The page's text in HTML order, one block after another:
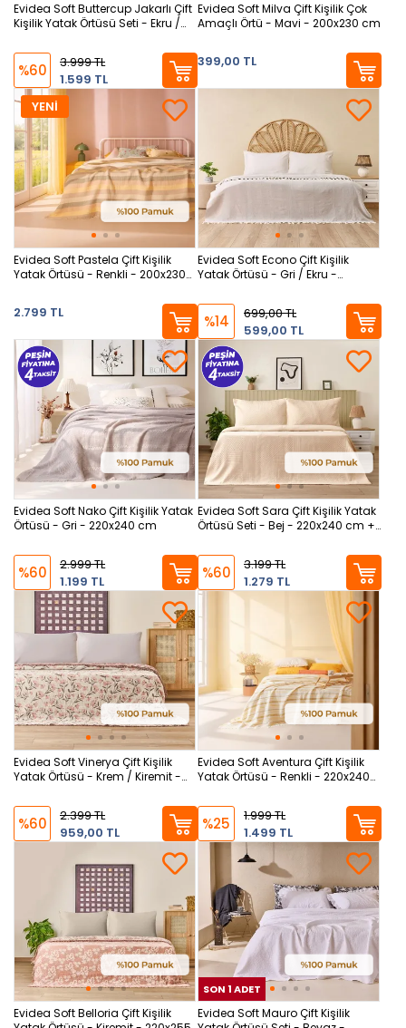
Evidea Soft Buttercup Jakarlı Çift
Kişilik Yatak Örtüsü Seti - Ekru /
%60
3.999 TL
1.599 TL
Evidea Soft Milva Çift Kişilik Çok
Amaçlı Örtü - Mavi - 200x230 cm
399,00 TL
Evidea Soft Pastela Çift Kişilik
Yatak Örtüsü - Renkli - 200x230
2.799 TL
YENİ
Evidea Soft Econo Çift Kişilik
Yatak Örtüsü - Gri / Ekru -
%14
699,00 TL
599,00 TL
Evidea Soft Nako Çift Kişilik Yatak
Örtüsü - Gri - 220x240 cm
%60
2.999 TL
1.199 TL
Evidea Soft Sara Çift Kişilik Yatak
Örtüsü Seti - Bej - 220x240 cm +
%60
3.199 TL
1.279 TL
Evidea Soft Vinerya Çift Kişilik
Yatak Örtüsü - Krem / Kiremit -
%60
2.399 TL
959,00 TL
Evidea Soft Aventura Çift Kişilik
Yatak Örtüsü - Renkli - 220x240
%25
1.999 TL
1.499 TL
Evidea Soft Belloria Çift Kişilik
SON 1 ADET
Evidea Soft Mauro Çift Kişilik